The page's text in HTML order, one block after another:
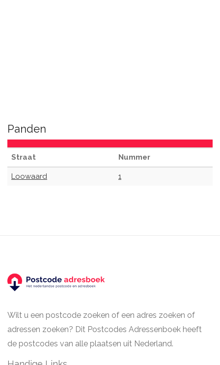
Panden
Straat Nummer
Loowaard 1
Wilt u een postcode zoeken of een adres zoeken of
adressen zoeken? Dit Postcodes Adressenboek heeft
de postcodes van alle plaatsen uit Nederland.